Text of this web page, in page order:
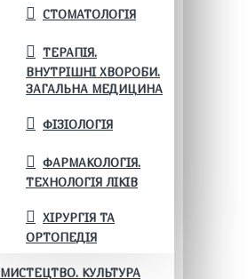
СТОМАТОЛОГІЯ
ТЕРАПІЯ.
ВНУТРІШНІ ХВОРОБИ.
ЗАГАЛЬНА МЕДИЦИНА
ФІЗІОЛОГІЯ
ФАРМАКОЛОГІЯ.
ТЕХНОЛОГІЯ ЛІКІВ
ХІРУРГІЯ ТА
ОРТОПЕДІЯ
МИСТЕЦТВО. КУЛЬТУРА